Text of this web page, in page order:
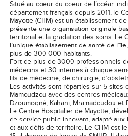
Situé au coeur du coeur de l’océan
département français depuis 2011, le
Mayotte (CHM) est un établissement
présente une organisation originale
territorial et la gradation des soins. Le
l’unique établissement de santé de
plus de 300 000 habitants.
Fort de plus de 3000 professionnels
médecins et 30 internes à chaque
lits de médecine, de chirurgie,
Les activités sont réparties sur 5 sites
Mamoudzou avec des centres
Dzoumogné, Kahani, Mramadoudou et
Le Centre Hospitalier de Mayotte,
de service public innovant, adapté aux
et aux défis de territoire. Le CHM est